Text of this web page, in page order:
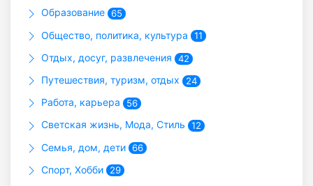
Образование 65
Общество, политика, культура 11
Отдых, досуг, развлечения 42
Путешествия, туризм, отдых 24
Работа, карьера 56
Светская жизнь, Мода, Стиль 12
Семья, дом, дети 66
Спорт, Хобби 29